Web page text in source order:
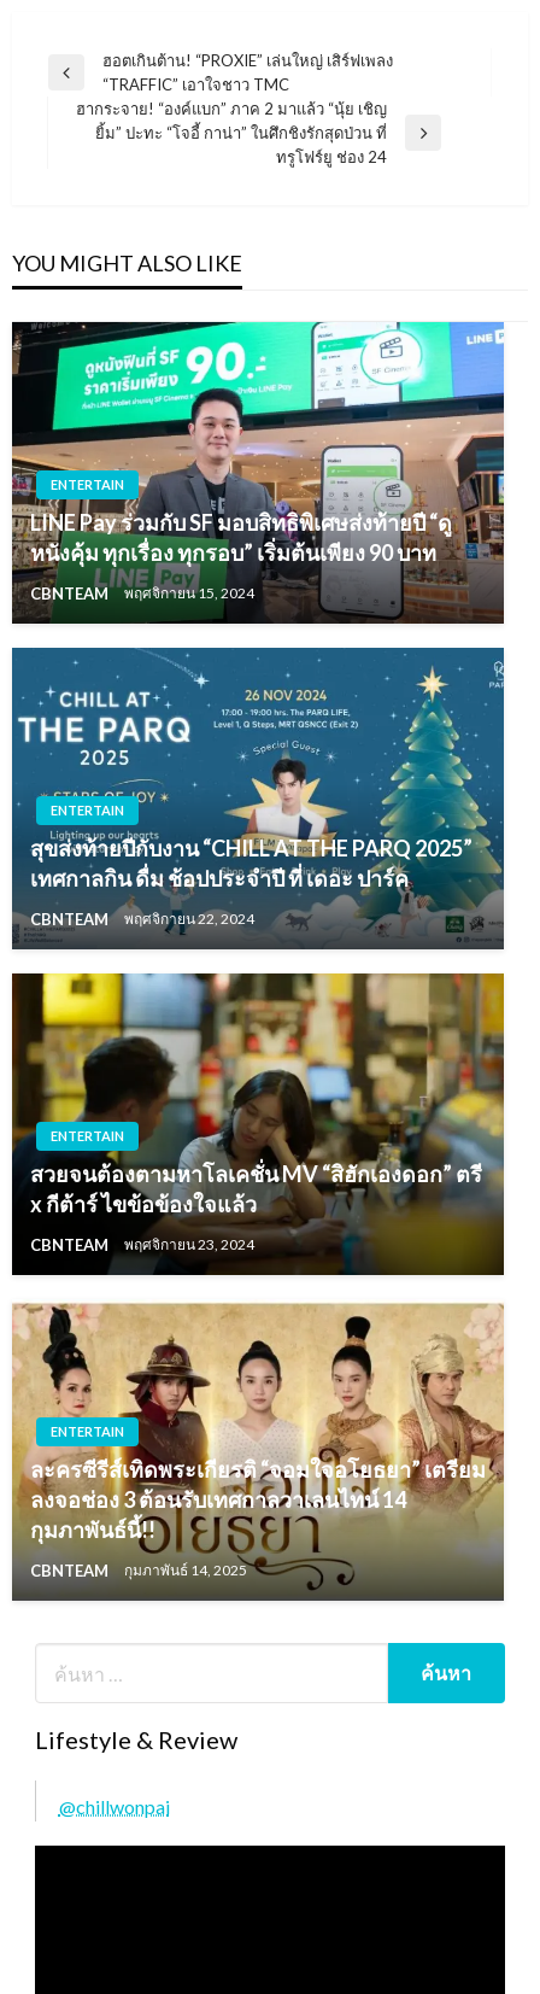
แนะแนว
เรื่อง
Previous
Post
ฮอตเกินต้าน! “PROXIE” เล่นใหญ่ เสิร์ฟเพลง
“TRAFFIC” เอาใจชาว TMC
Next
ฮากระจาย! “องค์แบก” ภาค 2 มาแล้ว “นุ้ย เชิญ
ยิ้ม” ปะทะ “โจอี้ กาน่า” ในศึกชิงรักสุดป่วน ที่
ทรูโฟร์ยู ช่อง 24
YOU MIGHT ALSO LIKE
ENTERTAIN
LINE Pay ร่วมกับ SF มอบสิทธิพิเศษส่งท้ายปี “ดู
หนังคุ้ม ทุกเรื่อง ทุกรอบ” เริ่มต้นเพียง 90 บาท
CBNTEAM พฤศจิกายน 15, 2024
ENTERTAIN
สุขส่งท้ายปีกับงาน “CHILL AT THE PARQ 2025”
เทศกาลกิน ดื่ม ช้อปประจำปี ที่ เดอะ ปาร์ค
CBNTEAM พฤศจิกายน 22, 2024
ENTERTAIN
สวยจนต้องตามหาโลเคชั่น MV “สิฮักเองดอก” ตรี
x กีต้าร์ ไขข้อข้องใจแล้ว
CBNTEAM พฤศจิกายน 23, 2024
ENTERTAIN
ละครซีรีส์เทิดพระเกียรติ “จอมใจอโยธยา” เตรียม
ลงจอช่อง 3 ต้อนรับเทศกาลวาเลนไทน์ 14
กุมภาพันธ์นี้!!
CBNTEAM กุมภาพันธ์ 14, 2025
Lifestyle & Review
@chillwonpai